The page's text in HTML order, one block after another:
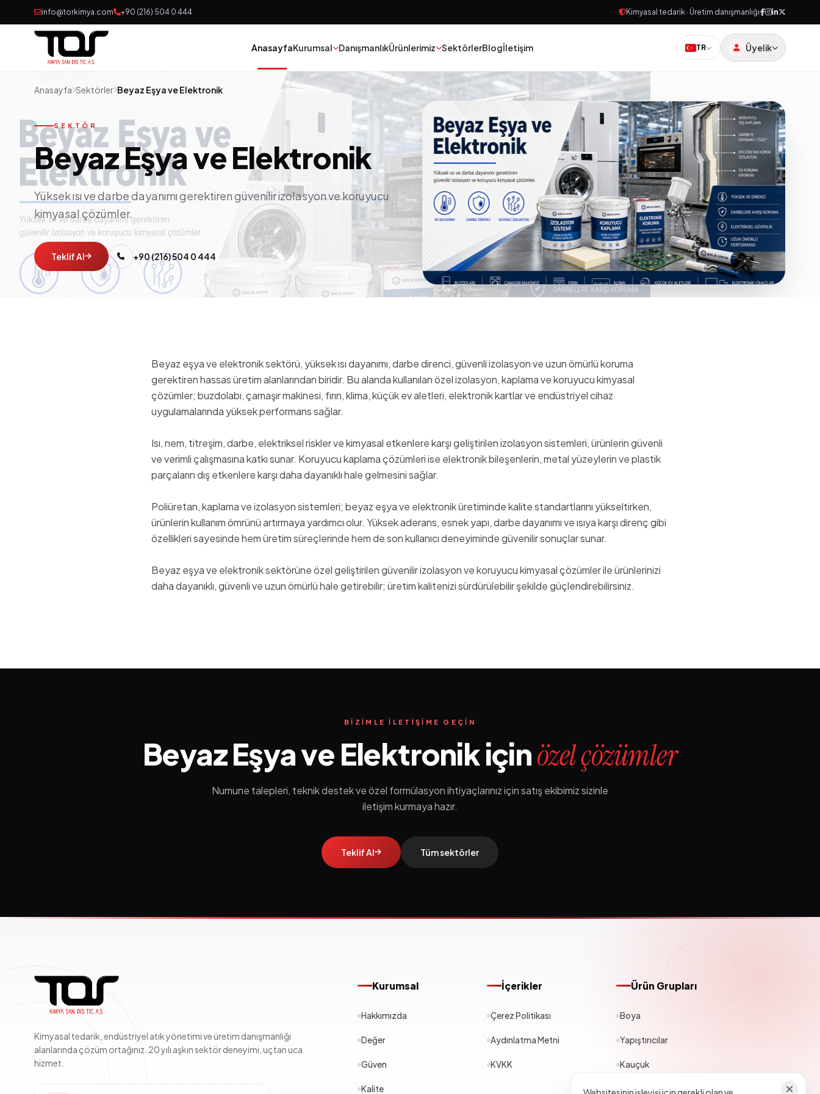
info@torkimya.com +90 (216) 504 0 444 Kimyasal tedarik · Üretim danışmanlığı
AnasayfaKurumsal DanışmanlıkÜrünlerimiz
Kauçuk
Polyester
Yapı Kimyasalları
Epoksi Poliüretan
Madeni Yağ
Katalizorler
SektörlerBlogİletişim TR Üyelik
Anasayfa Sektörler Beyaz Eşya ve Elektronik
SEKTÖR
Beyaz Eşya ve Elektronik
Yüksek ısı ve darbe dayanımı gerektiren güvenilir izolasyon ve koruyucu
kimyasal çözümler.
Teklif Al +90 (216) 504 0 444
Beyaz eşya ve elektronik sektörü, yüksek ısı dayanımı, darbe direnci, güvenli izolasyon ve uzun ömürlü koruma
gerektiren hassas üretim alanlarından biridir. Bu alanda kullanılan özel izolasyon, kaplama ve koruyucu kimyasal
çözümler; buzdolabı, çamaşır makinesi, fırın, klima, küçük ev aletleri, elektronik kartlar ve endüstriyel cihaz
uygulamalarında yüksek performans sağlar.
Isı, nem, titreşim, darbe, elektriksel riskler ve kimyasal etkenlere karşı geliştirilen izolasyon sistemleri, ürünlerin güvenli
ve verimli çalışmasına katkı sunar. Koruyucu kaplama çözümleri ise elektronik bileşenlerin, metal yüzeylerin ve plastik
parçaların dış etkenlere karşı daha dayanıklı hale gelmesini sağlar.
Poliüretan, kaplama ve izolasyon sistemleri; beyaz eşya ve elektronik üretiminde kalite standartlarını yükseltirken,
ürünlerin kullanım ömrünü artırmaya yardımcı olur. Yüksek aderans, esnek yapı, darbe dayanımı ve ısıya karşı direnç gibi
özellikleri sayesinde hem üretim süreçlerinde hem de son kullanıcı deneyiminde güvenilir sonuçlar sunar.
Beyaz eşya ve elektronik sektörüne özel geliştirilen güvenilir izolasyon ve koruyucu kimyasal çözümler ile ürünlerinizi
daha dayanıklı, güvenli ve uzun ömürlü hale getirebilir; üretim kalitenizi sürdürülebilir şekilde güçlendirebilirsiniz.
BIZIMLE ILETIŞIME GEÇIN
Beyaz Eşya ve Elektronik içinözel çözümler
Numune talepleri, teknik destek ve özel formülasyon ihtiyaçlarınız için satış ekibimiz sizinle
iletişim kurmaya hazır.
Teklif Al Tüm sektörler
Kimyasal tedarik, endüstriyel atık yönetimi ve üretim danışmanlığı
alanlarında çözüm ortağınız. 20 yılı aşkın sektör deneyimi, uçtan uca
hizmet.
Kurumsal
Hakkımızda
Değer
Güven
Kalite
İçerikler
Çerez Politikası
Aydınlatma Metni
KVKK
Ürün Grupları
Boya
Yapıştırıcılar
Kauçuk
Polyester